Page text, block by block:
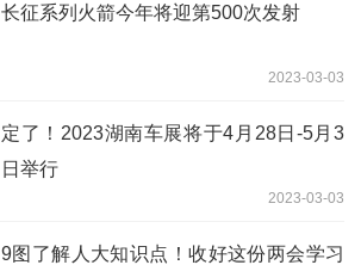
长征系列火箭今年将迎第500次发射
2023-03-03
定了！2023湖南车展将于4月28日-5月3
日举行
2023-03-03
9图了解人大知识点！收好这份两会学习